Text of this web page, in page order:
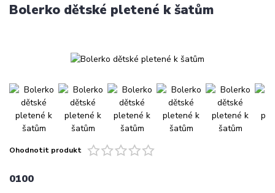
Bolerko dětské pletené k šatům
Ohodnotit produkt
0100